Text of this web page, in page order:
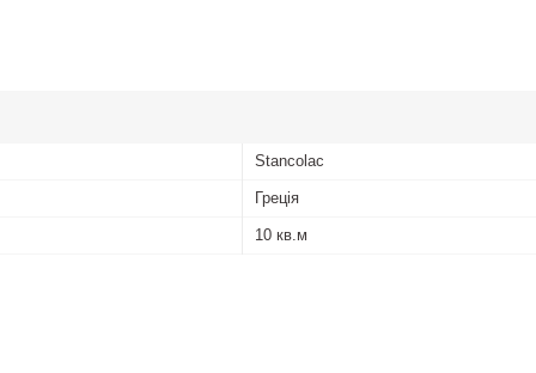
Stancolac
Греція
10 кв.м